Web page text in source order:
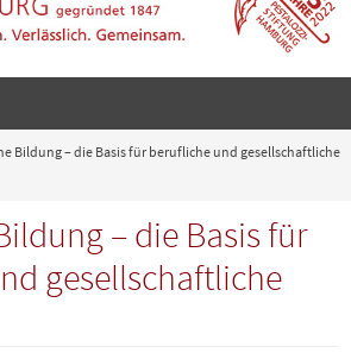
Bildung – die Basis für berufliche und gesellschaftliche
– die Basis für
gesellschaftliche